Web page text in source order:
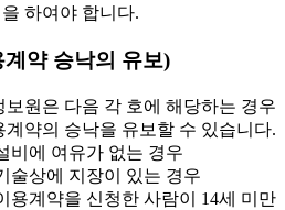
하여야 합니다.
약 승낙의 유보)
원은 다음 각 호에 해당하는 경우
계약의 승낙을 유보할 수 있습니다.
비에 여유가 없는 경우
술상에 지장이 있는 경우
용계약을 신청한 사람이 14세 미만